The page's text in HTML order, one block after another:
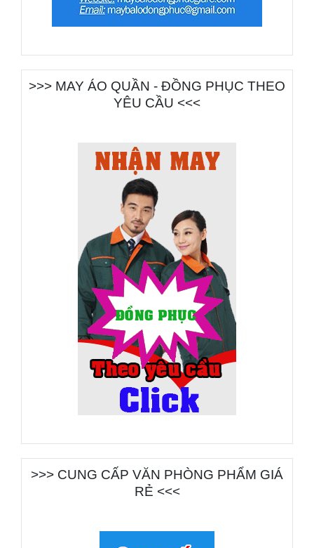
>>> MAY ÁO QUẦN - ĐỒNG PHỤC THEO
YÊU CẦU <<<
>>> CUNG CẤP VĂN PHÒNG PHẨM GIÁ
RẺ <<<